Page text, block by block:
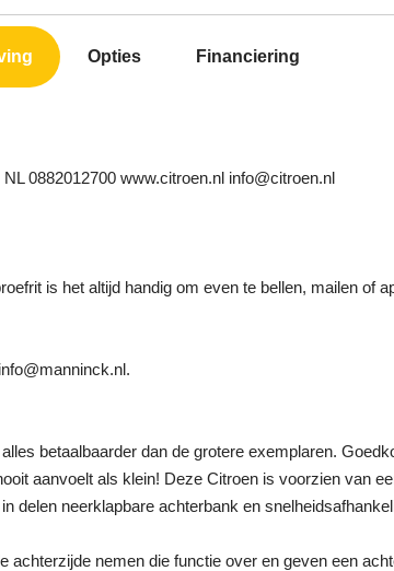
Opties Financiering
0882012700 www.citroen.nl info@citroen.nl
is het altijd handig om even te bellen, mailen of
betaalbaarder dan de grotere exemplaren.
aanvoelt als klein! Deze Citroen is voorzien van
delen neerklapbare achterbank en
nemen die functie over en geven een